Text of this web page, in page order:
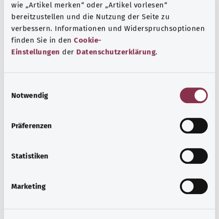
wie „Artikel merken“ oder „Artikel vorlesen“
bereitzustellen und die Nutzung der Seite zu
verbessern. Informationen und Widerspruchsoptionen
finden Sie in den Cookie-
Einstellungen der Datenschutzerklärung.
Notwendig
Präferenzen
Statistiken
Marketing
Herz und Kreislauf
Erkrankungen des Herz-Kreislaufsystems wie die
koronare Herzkrankheit können die Leistungsfähigkeit
und Lebensqualität stark mindern.